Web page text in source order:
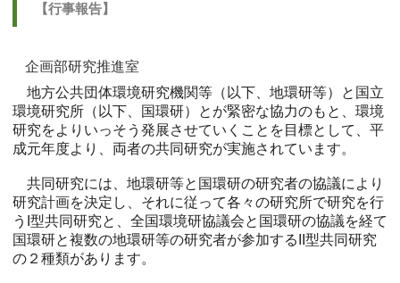
【行事報告】
企画部研究推進室
地方公共団体環境研究機関等（以下、地環研等）と国立
環境研究所（以下、国環研）とが緊密な協力のもと、環境
研究をよりいっそう発展させていくことを目標として、平
成元年度より、両者の共同研究が実施されています。
共同研究には、地環研等と国環研の研究者の協議により
研究計画を決定し、それに従って各々の研究所で研究を行
うI型共同研究と、全国環境研協議会と国環研の協議を経て
国環研と複数の地環研等の研究者が参加するII型共同研究
の２種類があります。